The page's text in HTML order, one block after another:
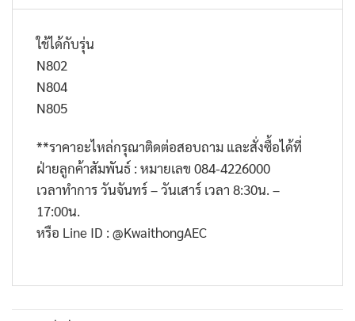
ใช้ได้กับรุ่น
N802
N804
N805
**ราคาอะไหล่กรุณาติดต่อสอบถาม และสั่งซื้อได้ที่
ฝ่ายลูกค้าสัมพันธ์ : หมายเลข 084-4226000
เวลาทำการ วันจันทร์ – วันเสาร์ เวลา 8:30น. –
17:00น.
หรือ Line ID : @KwaithongAEC